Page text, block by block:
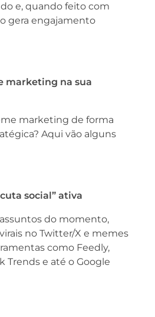
e, quando feito com
gera engajamento
marketing na sua
marketing de forma
Aqui vão alguns
social” ativa
do momento,
no Twitter/X e memes
como Feedly,
Trends e até o Google